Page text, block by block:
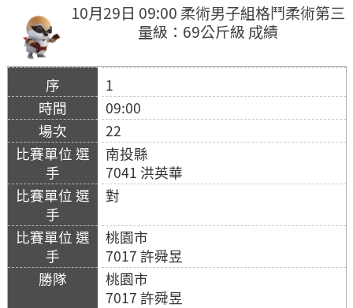
10月29日 09:00 柔術男子組格鬥柔術第三
量級：69公斤級 成績
1
09:00
22
南投縣
7041 洪英華
對
桃園市
7017 許舜昱
桃園市
7017 許舜昱